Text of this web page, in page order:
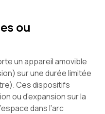
ou
un appareil amovible
sur une durée limitée
Ces dispositifs
ou d’expansion sur la
dans l’arc